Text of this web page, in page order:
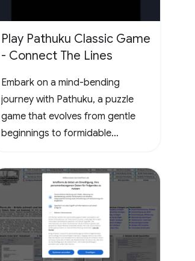
Play Pathuku Classic Game
- Connect The Lines
Embark on a mind-bending
journey with Pathuku, a puzzle
game that evolves from gentle
beginnings to formidable
the ultimate test, promising a
rewarding and mentally
stimulating gaming experience.
Dive into the world of Pathuku,
where every tap counts. Unleash
your puzzle-solving skills and